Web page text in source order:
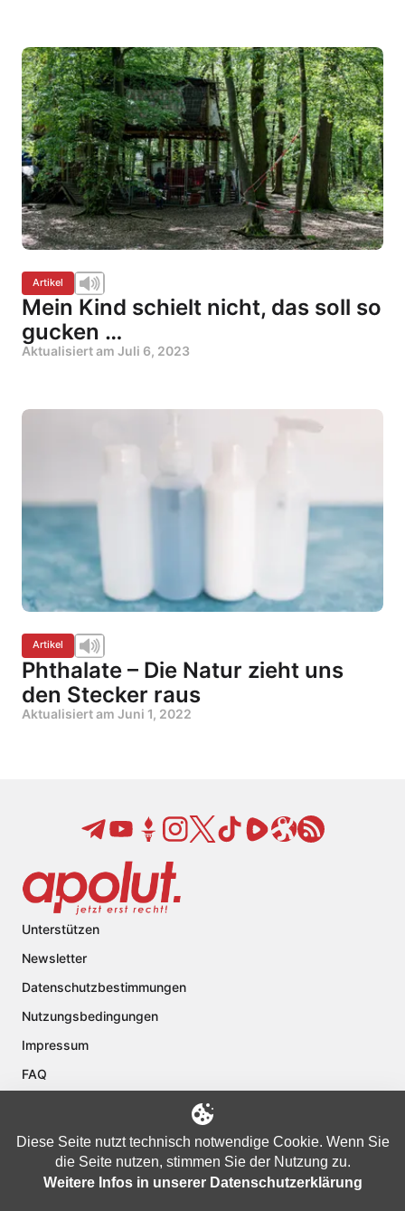
Artikel
Mein Kind schielt nicht, das soll so
gucken …
Aktualisiert am Juli 6, 2023
Artikel
Phthalate – Die Natur zieht uns
den Stecker raus
Aktualisiert am Juni 1, 2022
Unterstützen
Newsletter
Datenschutzbestimmungen
Nutzungsbedingungen
Impressum
FAQ
Diese Seite nutzt technisch notwendige Cookie. Wenn Sie
die Seite nutzen, stimmen Sie der Nutzung zu.
Weitere Infos in unserer Datenschutzerklärung